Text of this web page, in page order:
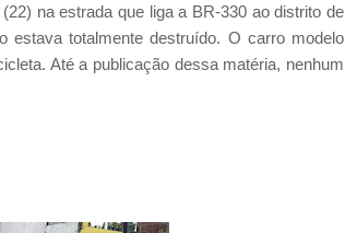
na estrada que liga a BR-330 ao distrito de
estava totalmente destruído. O carro modelo
Até a publicação dessa matéria, nenhum